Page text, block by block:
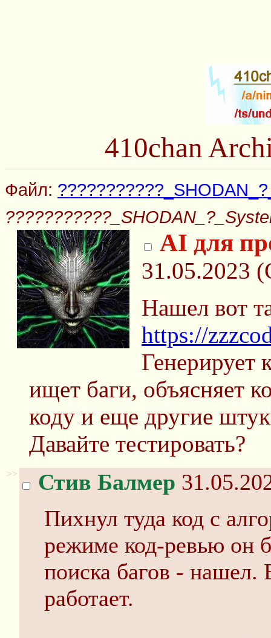
410chan
Файл:
AI для
31.05.2023
Нашел вот
https://
Генерирует
ищет баги, объясняет
коду и еще другие
Давайте тестировать?
>> Стив Балмер
Пихнул туда код с
режиме код-ревью он
поиска багов -
работает.